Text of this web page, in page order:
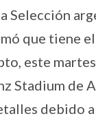
Selección
que tiene
este
Stadium de
debido a